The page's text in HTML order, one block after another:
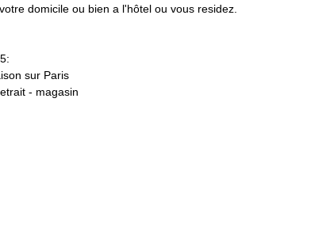
domicile ou bien a l'hôtel ou vous residez.
sur Paris
- magasin